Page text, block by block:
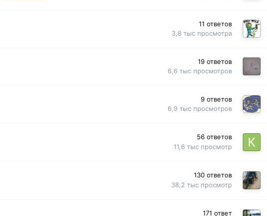
11 ответов
3,8 тыс просмотра
19 ответов
6,6 тыс просмотров
9 ответов
6,9 тыс просмотров
56 ответов
11,6 тыс просмотр
130 ответов
38,2 тыс просмотр
171 ответ